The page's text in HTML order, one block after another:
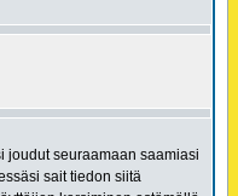
joudut seuraamaan saamiasi
sait tiedon siitä